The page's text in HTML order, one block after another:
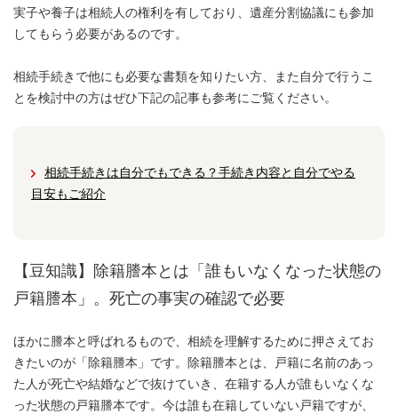
実子や養子は相続人の権利を有しており、遺産分割協議にも参加
してもらう必要があるのです。
相続手続きで他にも必要な書類を知りたい方、また自分で行うこ
とを検討中の方はぜひ下記の記事も参考にご覧ください。
相続手続きは自分でもできる？手続き内容と自分でやる
目安もご紹介
【豆知識】除籍謄本とは「誰もいなくなった状態の
戸籍謄本」。死亡の事実の確認で必要
ほかに謄本と呼ばれるもので、相続を理解するために押さえてお
きたいのが「除籍謄本」です。除籍謄本とは、戸籍に名前のあっ
た人が死亡や結婚などで抜けていき、在籍する人が誰もいなくな
った状態の戸籍謄本です。今は誰も在籍していない戸籍ですが、